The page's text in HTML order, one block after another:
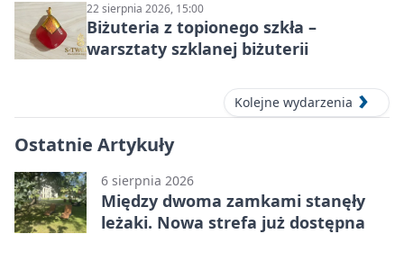
22 sierpnia 2026, 15:00
Biżuteria z topionego szkła –
warsztaty szklanej biżuterii
Kolejne wydarzenia
Ostatnie Artykuły
6 sierpnia 2026
Między dwoma zamkami stanęły
leżaki. Nowa strefa już dostępna